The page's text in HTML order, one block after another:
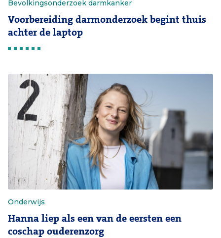
Bevolkingsonderzoek darmkanker
Voorbereiding darmonderzoek begint thuis
achter de laptop
Onderwijs
Hanna liep als een van de eersten een
coschap ouderenzorg